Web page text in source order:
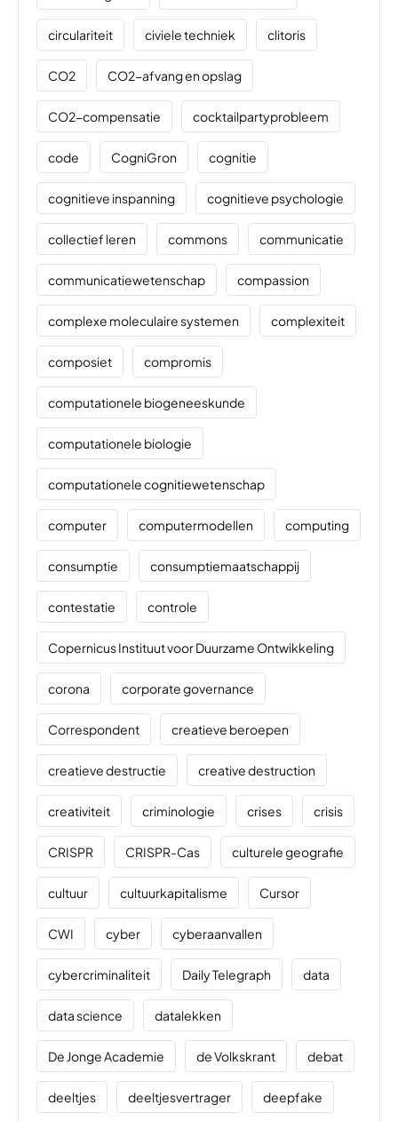
circulariteit civiele techniek clitoris
CO2 CO2-afvang en opslag
CO2-compensatie cocktailpartyprobleem
code CogniGron cognitie
cognitieve inspanning cognitieve psychologie
collectief leren commons communicatie
communicatiewetenschap compassion
complexe moleculaire systemen complexiteit
composiet compromis
computationele biogeneeskunde
computationele biologie
computationele cognitiewetenschap
computer computermodellen computing
consumptie consumptiemaatschappij
contestatie controle
Copernicus Instituut voor Duurzame Ontwikkeling
corona corporate governance
Correspondent creatieve beroepen
creatieve destructie creative destruction
creativiteit criminologie crises crisis
CRISPR CRISPR-Cas culturele geografie
cultuur cultuurkapitalisme Cursor
CWI cyber cyberaanvallen
cybercriminaliteit Daily Telegraph data
data science datalekken
De Jonge Academie de Volkskrant debat
deeltjes deeltjesvertrager deepfake